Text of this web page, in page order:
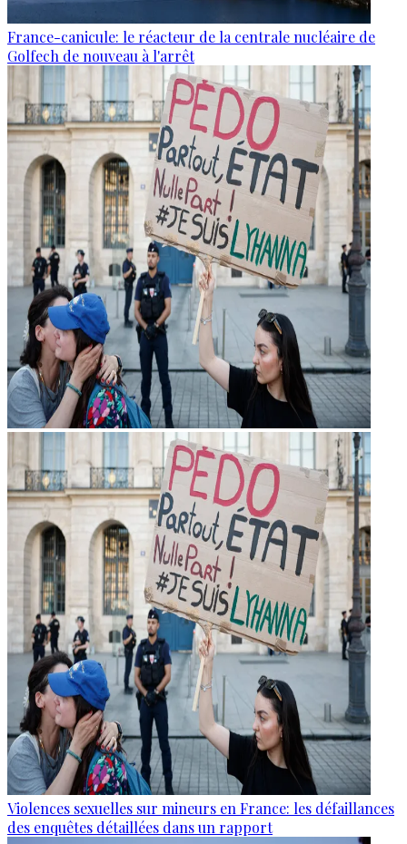
France-canicule: le réacteur de la centrale nucléaire de
Golfech de nouveau à l'arrêt
Violences sexuelles sur mineurs en France: les défaillances
des enquêtes détaillées dans un rapport